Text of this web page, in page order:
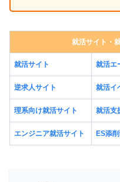
就活サイト・
就活サイト 就活エ
逆求人サイト 就活イ
理系向け就活サイト 就活支
エンジニア就活サイト ES添